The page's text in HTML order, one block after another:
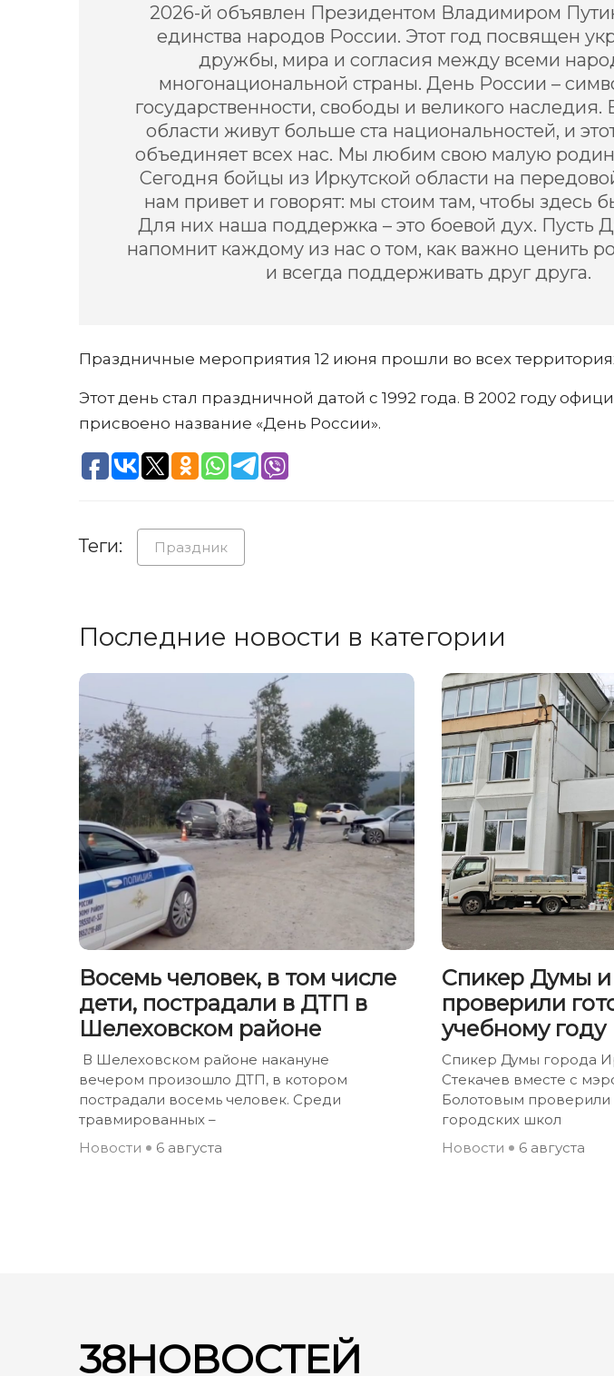
2026-й объявлен Президентом Владимиром
единства народов России. Этот год посвящен
дружбы, мира и согласия между всеми
многонациональной страны. День России –
государственности, свободы и великого наследия.
области живут больше ста национальностей, и
объединяет всех нас. Мы любим свою малую
Сегодня бойцы из Иркутской области на
нам привет и говорят: мы стоим там, чтобы здесь
Для них наша поддержка – это боевой дух. Пусть
напомнит каждому из нас о том, как важно ценить
и всегда поддерживать друг друга.
Праздничные мероприятия 12 июня прошли во всех
Этот день стал праздничной датой с 1992 года. В 2002 году
присвоено название «День России».
Теги: Праздник
Последние новости в категории
Восемь человек, в том числе
дети, пострадали в ДТП в
Шелеховском районе
В Шелеховском районе накануне
вечером произошло ДТП, в котором
пострадали восемь человек. Среди
травмированных –
Новости
6 августа
Спикер Думы и
проверили
учебному году
Спикер Думы города
Стекачев вместе с
Болотовым проверили
городских школ
Новости
6 августа
38НОВОСТЕЙ